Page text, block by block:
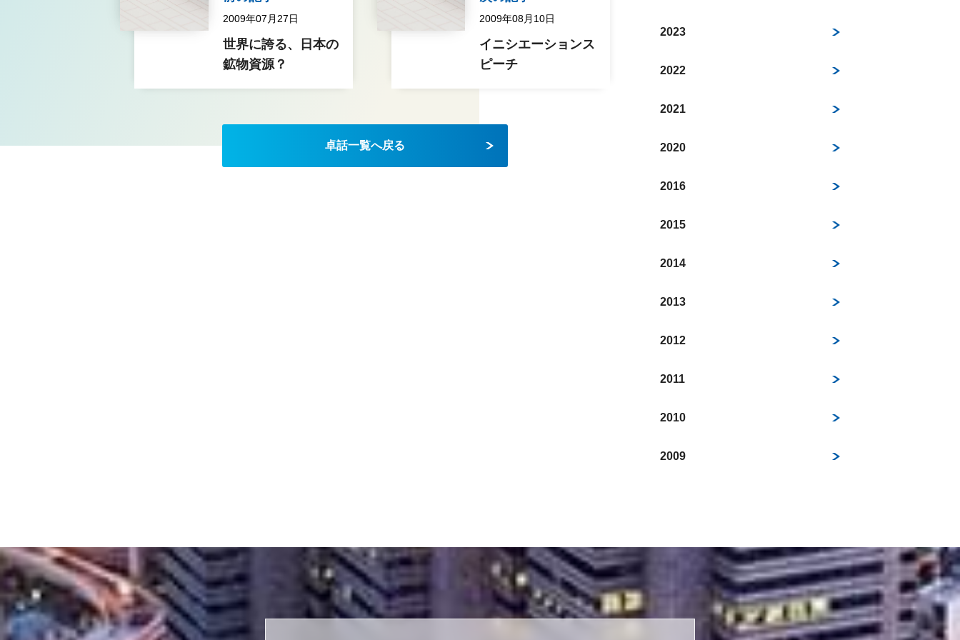
2009年07月27日
世界に誇る、日本の
鉱物資源？
2009年08月10日
イニシエーションス
ピーチ
卓話一覧へ戻る
2023
2022
2021
2020
2016
2015
2014
2013
2012
2011
2010
2009